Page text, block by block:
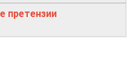
претензии